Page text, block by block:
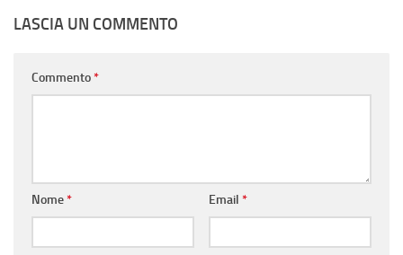
LASCIA UN COMMENTO
Commento*
Nome* Email *